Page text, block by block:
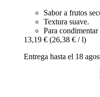
Sabor a frutos
Textura suave.
Para condimentar
13,19 € (26,38 € / l)
Entrega hasta el 18